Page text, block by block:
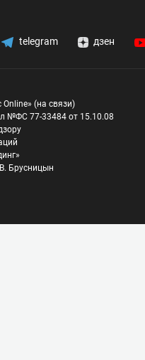
telegram дзен
Online» (на связи)
№ФС 77-33484 от 15.10.08
Брусницын